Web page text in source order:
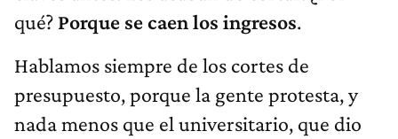
qué? Porque se caen los ingresos.
Hablamos siempre de los cortes de
presupuesto, porque la gente protesta, y
nada menos que el universitario, que dio